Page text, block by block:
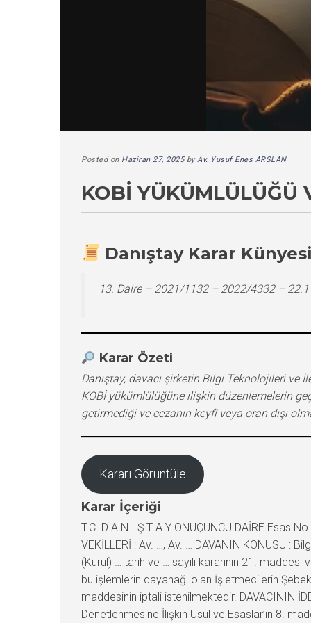
Posted on Haziran 27, 2025byAv. Yusuf Enes ARSLAN
KOBİ YÜKÜMLÜLÜĞÜ
Danıştay Karar Künyesi
13. Daire – 2021/1132 – 2022/4332 –
Karar Özeti
Danıştay, davacı şirketin Bilgi Teknolojileri ve
KOBİ yükümlülüğüne ilişkin düzenlemelerin
getirmediği ve cezanın keyfî veya oran dışı
Kararı Görüntüle
Karar İçeriği
T.C. D A N I Ş T A Y ONÜÇÜNCÜ DAİRE Esas No : 2021/1132 Karar No : 2022/4332 DAVACI : … İletişim Hizmetleri A.Ş. VEKİLLERİ : Av. … Av. … DAVALI : … Kurumu VEKİLLERİ : Av. …, Av. … DAVANIN KONUSU : Bilgi Teknolojileri ve İletişim Kurumu’nun … tarih ve E…. sayılı işlemiyle bildirilen, Bilgi Teknolojileri ve İletişim Kurulu’nun (Kurul) … tarih ve … sayılı kararının 21. maddesi ve anılan madde uyarınca tanzim edilen idarî para cezası karar tutanağı ile ekindeki … numaralı tahakkuk fişinin ve bu işlemlerin dayanağı olan İşletmecilerin Şebekelerinde Kullanılacak Donanım ve Yazılım Yatırımlarının İncelenmesi ve Denetlenmesine İlişkin Usul ve Esaslar’ın 8. maddesinin iptali istenilmektedir. DAVACININ İDDİALARI : İşletmecilerin Şebekelerinde Kullanılacak Donanım ve Yazılım Yatırımlarının İncelenmesi ve Denetlenmesine İlişkin Usul ve Esaslar’ın 8. maddesi yönünden; dava konusu Usul ve Esaslar’ın 5. maddesinin 2. fıkrasında yalnızca KOBİ’lerden bahsedilmiş ise de şirketlerinin yükümlülüğünün söz konusu Usul ve Esaslar’ın 8. maddesinde yer alan düzenleme ile bir bütün olarak değerlendirilmesi gerektiği, Usul ve Esaslar’ın 5. maddesinin 2. fıkrasındaki yükümlülüğün, 8. maddedeki kriterleri taşıyan KOBİ’ler eliyle sağlanması gerektiği, Usul ve Esaslar’ın 5. maddesinin 2. fıkrasının tamamlayıcısı niteliğindeki 8. maddenin yasal dayanağının bulunmadığı, KOBİ yükümlülüğüne ilişkin olarak Hak ve Yükümlülükler Belgesi’nde olmayan bir takım ilave kriterlerin Usul ve Esaslar ile tek yanlı olarak getirildiği, bu durumun kurallar hiyerarşisi, belirlilik, öngörülebilirlik ve hukukî güvenlik ilkelerini ihlâl ettiği, dava konusu düzenlemenin Hak ve Yükümlülükler Belgesi ile getirilen KOBİ yükümlülüğünün sınırını genişlettiği ve yerine getirilmesini zorlaştırdığı; Bilgi Teknolojileri ve İletişim Kurulu’nun … sayılı kararının 21. maddesi ve anılan madde uyarınca tanzim edilen idarî para cezası karar tutanağı ile ekindeki … numaralı tahakkuk fişi yönünden; şirketlerinin 01/04/2016 tarihinden itibaren hizmet sunmak üzere yetkilendirildiği, KOBİ yükümlülüğünün de bu tarih itibarıyla başladığı, 27/10/2015-26/10/2016 dönemine ilişkin olarak yapılan denetim sonucunda henüz doğmamış bir yükümlülüğünün yerine getirilmediği iddiasıyla yaptırım uygulanmasında hukuka uygunluk bulunmadığı, 2016 itibarıyla faaliyette bulunan KOBİ’lerin %94’ünün mikro ölçekli olduğu, bilgi ve iletişim alanında faaliyet gösteren KOBİ oranının ise %1 seviyesinde kaldığı, söz konusu yükümlülüğün yerine getirilebilmesinin şirketten kaynaklanmayan sebeplerle objektif olarak imkânsız olduğu, 01/07/2017 tarihinde yürürlüğe giren 7033 sayılı Kanun ile yapılan değişiklik sonrasında bilişim teknolojisi ve yazılım firmalarının sanayici sıfatını kazandığı ve yerli malı belgesi alabilmelerinin ancak bu tarihten sonra mümkün olduğu, şirketlerinin söz konusu yükümlülüğü yerine getirmesinin önünde fiili ve hukukî